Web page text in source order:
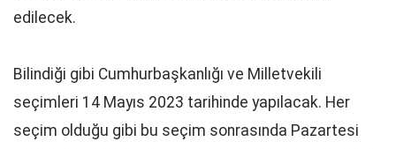
edilecek.
Bilindiği gibi Cumhurbaşkanlığı ve Milletvekili
seçimleri 14 Mayıs 2023 tarihinde yapılacak. Her
seçim olduğu gibi bu seçim sonrasında Pazartesi